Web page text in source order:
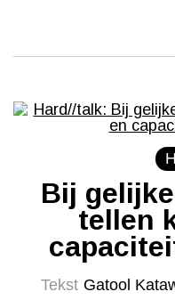
Bij
tellen
Tekst Gatool